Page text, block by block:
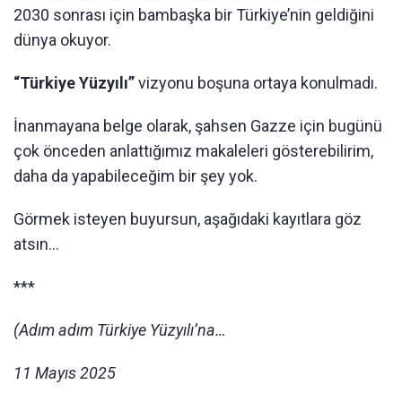
2030 sonrası için bambaşka bir Türkiye’nin geldiğini
dünya okuyor.
“Türkiye Yüzyılı”vizyonu boşuna ortaya konulmadı.
İnanmayana belge olarak, şahsen Gazze için bugünü
çok önceden anlattığımız makaleleri gösterebilirim,
daha da yapabileceğim bir şey yok.
Görmek isteyen buyursun, aşağıdaki kayıtlara göz
atsın…
***
(Adım adım Türkiye Yüzyılı’na…
11 Mayıs 2025